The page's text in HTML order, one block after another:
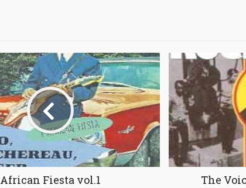
African Fiesta vol.1
The